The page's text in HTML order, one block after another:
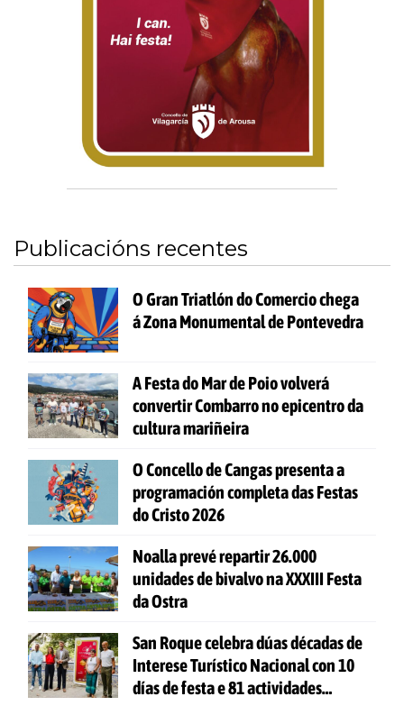
Publicacións recentes
O Gran Triatlón do Comercio chega
á Zona Monumental de Pontevedra
A Festa do Mar de Poio volverá
convertir Combarro no epicentro da
cultura mariñeira
O Concello de Cangas presenta a
programación completa das Festas
do Cristo 2026
Noalla prevé repartir 26.000
unidades de bivalvo na XXXIII Festa
da Ostra
San Roque celebra dúas décadas de
Interese Turístico Nacional con 10
días de festa e 81 actividades